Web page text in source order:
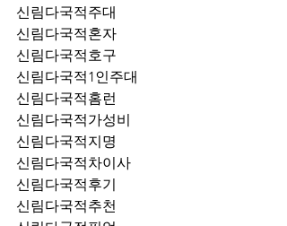
신림다국적주대
신림다국적혼자
신림다국적호구
신림다국적1인주대
신림다국적홈런
신림다국적가성비
신림다국적지명
신림다국적차이사
신림다국적후기
신림다국적추천